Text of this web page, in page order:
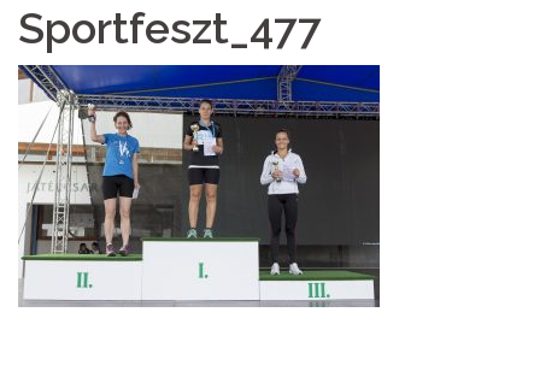
Sportfeszt_477